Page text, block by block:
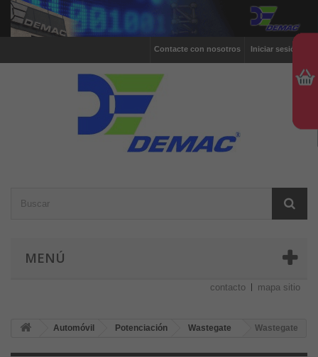
Iniciar sesión
Contacte con nosotros
MENÚ
contacto mapa sitio
Automóvil Potenciación Wastegate Wastegate